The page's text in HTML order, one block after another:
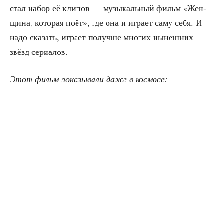
стал набор её кли­пов — музы­каль­ный фильм «Жен­
щи­на, кото­рая поёт», где она и игра­ет саму себя. И
надо ска­зать, игра­ет получ­ше мно­гих нынеш­них
звёзд сериалов.
Этот фильм пока­зы­ва­ли даже в космосе: